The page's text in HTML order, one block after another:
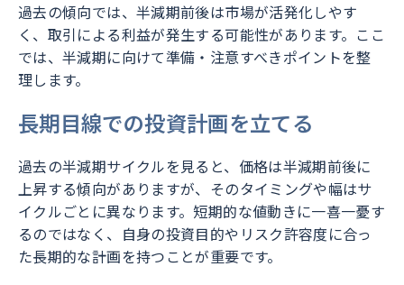
過去の傾向では、半減期前後は市場が活発化しやす
く、取引による利益が発生する可能性があります。ここ
では、半減期に向けて準備・注意すべきポイントを整
理します。
長期目線での投資計画を立てる
過去の半減期サイクルを見ると、価格は半減期前後に
上昇する傾向がありますが、そのタイミングや幅はサ
イクルごとに異なります。短期的な値動きに一喜一憂す
るのではなく、自身の投資目的やリスク許容度に合っ
た長期的な計画を持つことが重要です。